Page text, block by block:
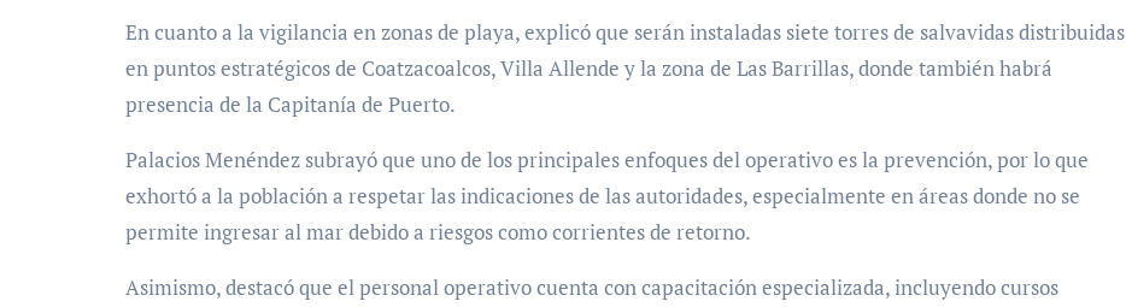
En cuanto a la vigilancia en zonas de playa, explicó que serán instaladas siete torres de salvavidas distribuidas
en puntos estratégicos de Coatzacoalcos, Villa Allende y la zona de Las Barrillas, donde también habrá
presencia de la Capitanía de Puerto.
Palacios Menéndez subrayó que uno de los principales enfoques del operativo es la prevención, por lo que
exhortó a la población a respetar las indicaciones de las autoridades, especialmente en áreas donde no se
permite ingresar al mar debido a riesgos como corrientes de retorno.
Asimismo, destacó que el personal operativo cuenta con capacitación especializada, incluyendo cursos